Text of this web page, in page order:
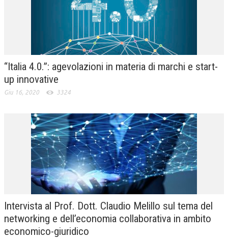
“Italia 4.0.”: agevolazioni in materia di marchi e start-
up innovative
Giu 16, 2020 3324
Intervista al Prof. Dott. Claudio Melillo sul tema del
networking e dell’economia collaborativa in ambito
economico-giuridico